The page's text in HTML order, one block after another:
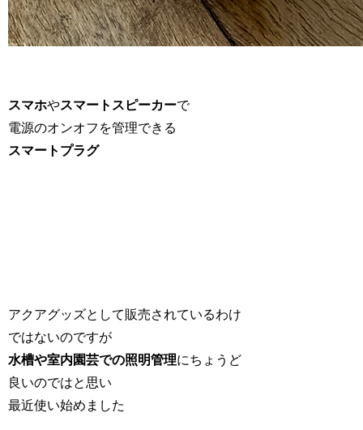
スマホやスマートスピーカーで
電源のオンオフを管理できる
スマートプラグ
アクアグッズとして販売されているわけ
ではないのですが
水槽や室内園芸での照明管理にちょうど
良いのではと思い
最近使い始めました